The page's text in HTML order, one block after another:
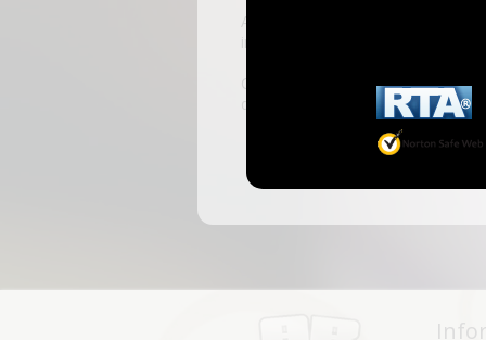
ABKingdom est le site français de
inscrivant, vous pourrez accéder
C'est rapide et gratuit, des milliers
discussions, faire des rencontres,